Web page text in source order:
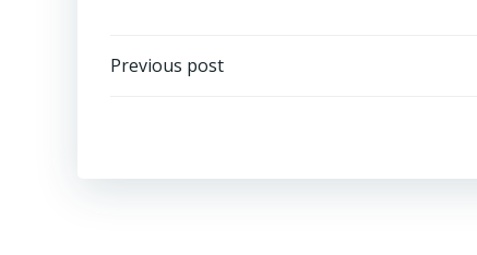
Навигация
записям
Previous post